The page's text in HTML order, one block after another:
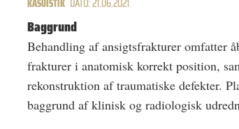
KASUISTIK DATO: 21.06.2021
Baggrund
Behandling af ansigtsfrakturer omfatter
frakturer i anatomisk korrekt position,
rekonstruktion af traumatiske defekter.
baggrund af klinisk og radiologisk